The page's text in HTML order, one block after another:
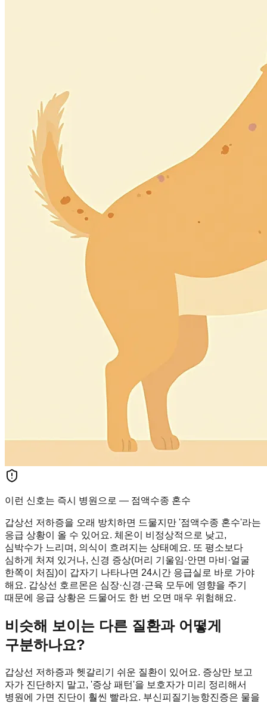
이런 신호는 즉시 병원으로 — 점액수종 혼수
갑상선 저하증을 오래 방치하면 드물지만 '점액수종 혼수'라는
응급 상황이 올 수 있어요. 체온이 비정상적으로 낮고,
심박수가 느리며, 의식이 흐려지는 상태예요. 또 평소보다
심하게 처져 있거나, 신경 증상(머리 기울임·안면 마비·얼굴
한쪽이 처짐)이 갑자기 나타나면 24시간 응급실로 바로 가야
해요. 갑상선 호르몬은 심장·신경·근육 모두에 영향을 주기
때문에 응급 상황은 드물어도 한 번 오면 매우 위험해요.
비슷해 보이는 다른 질환과 어떻게
구분하나요?
갑상선 저하증과 헷갈리기 쉬운 질환이 있어요. 증상만 보고
자가 진단하지 말고, '증상 패턴'을 보호자가 미리 정리해서
병원에 가면 진단이 훨씬 빨라요. 부신피질기능항진증은 물을